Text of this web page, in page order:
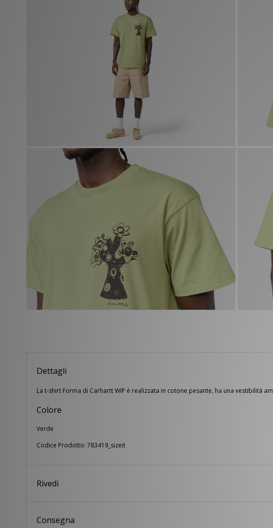
Dettagli
La t-shirt Forma di Carhartt WIP è realizzata in cotone pesante, ha una vestibilità
Colore
Verde
Codice Prodotto: 783419_sizeit
Rivedi
Consegna